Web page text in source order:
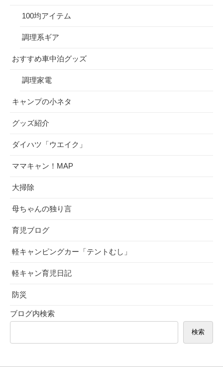
100均アイテム
調理系ギア
おすすめ車中泊グッズ
調理家電
キャンプの小ネタ
グッズ紹介
ダイハツ「ウエイク」
ママキャン！MAP
大掃除
母ちゃんの独り言
育児ブログ
軽キャンピングカー「テントむし」
軽キャン育児日記
防災
ブログ内検索
検索